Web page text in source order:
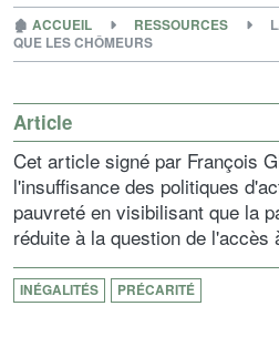
🏚 ACCUEIL RESSOURCES
QUE LES CHÔMEURS
Article
Cet article signé par François
l'insuffisance des politiques
pauvreté en visibilisant que la
réduite à la question de l'accès
INÉGALITÉS PRÉCARITÉ